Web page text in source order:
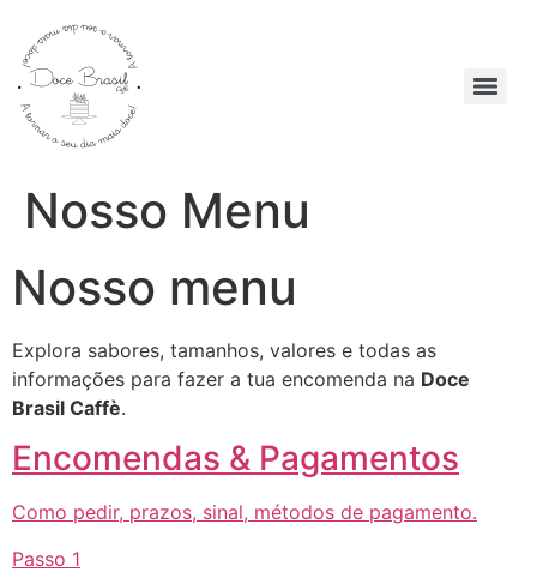
Nosso Menu
Nosso menu
Explora sabores, tamanhos, valores e todas as
informações para fazer a tua encomenda na Doce
Brasil Caffè.
Encomendas & Pagamentos
Como pedir, prazos, sinal, métodos de pagamento.
Passo 1